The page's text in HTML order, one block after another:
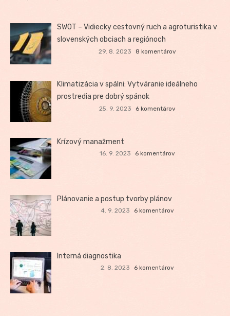
SWOT – Vidiecky cestovný ruch a agroturistika v
slovenských obciach a regiónoch
29. 8. 2023 8 komentárov
Klimatizácia v spálni: Vytváranie ideálneho
prostredia pre dobrý spánok
25. 9. 2023 6 komentárov
Krízový manažment
16. 9. 2023 6 komentárov
Plánovanie a postup tvorby plánov
4. 9. 2023 6 komentárov
Interná diagnostika
2. 8. 2023 6 komentárov